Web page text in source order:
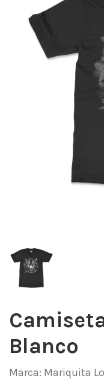
Blanco
Marca: Mariquita